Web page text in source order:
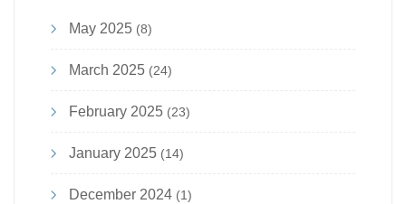
May 2025 (8)
March 2025 (24)
February 2025 (23)
January 2025 (14)
December 2024 (1)